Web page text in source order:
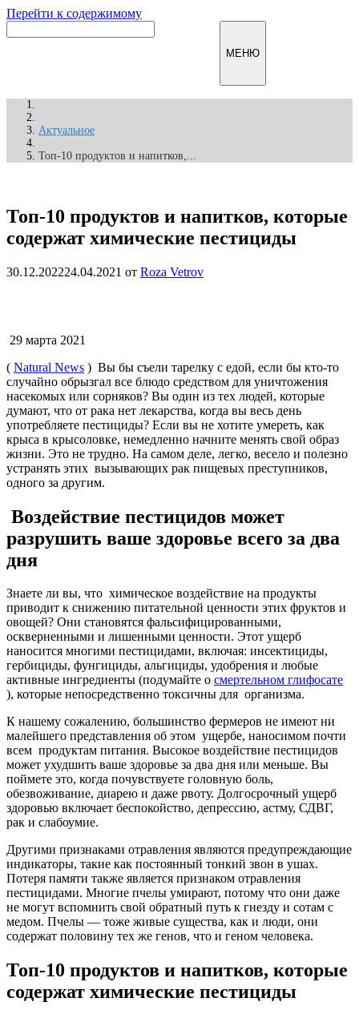
Перейти к содержимому
МЕНЮ
Актуальное
Топ-10 продуктов и напитков,...
Топ-10 продуктов и напитков, которые
содержат химические пестициды
30.12.202224.04.2021 от Roza Vetrov
29 марта 2021
( Natural News ) Вы бы съели тарелку с едой, если бы кто-то
случайно обрызгал все блюдо средством для уничтожения
насекомых или сорняков? Вы один из тех людей, которые
думают, что от рака нет лекарства, когда вы весь день
употребляете пестициды? Если вы не хотите умереть, как
крыса в крысоловке, немедленно начните менять свой образ
жизни. Это не трудно. На самом деле, легко, весело и полезно
устранять этих вызывающих рак пищевых преступников,
одного за другим.
Воздействие пестицидов может
разрушить ваше здоровье всего за два
дня
Знаете ли вы, что химическое воздействие на продукты
приводит к снижению питательной ценности этих фруктов и
овощей? Они становятся фальсифицированными,
оскверненными и лишенными ценности. Этот ущерб
наносится многими пестицидами, включая: инсектициды,
гербициды, фунгициды, альгициды, удобрения и любые
активные ингредиенты (подумайте о смертельном глифосате
), которые непосредственно токсичны для организма.
К нашему сожалению, большинство фермеров не имеют ни
малейшего представления об этом ущербе, наносимом почти
всем продуктам питания. Высокое воздействие пестицидов
может ухудшить ваше здоровье за ​​два дня или меньше. Вы
поймете это, когда почувствуете головную боль,
обезвоживание, диарею и даже рвоту. Долгосрочный ущерб
здоровью включает беспокойство, депрессию, астму, СДВГ,
рак и слабоумие.
Другими признаками отравления являются предупреждающие
индикаторы, такие как постоянный тонкий звон в ушах.
Потеря памяти также является признаком отравления
пестицидами. Многие пчелы умирают, потому что они даже
не могут вспомнить свой обратный путь к гнезду и сотам с
медом. Пчелы — тоже живые существа, как и люди, они
содержат половину тех же генов, что и геном человека.
Топ-10 продуктов и напитков, которые
содержат химические пестициды